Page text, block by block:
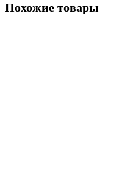
Похожие товары